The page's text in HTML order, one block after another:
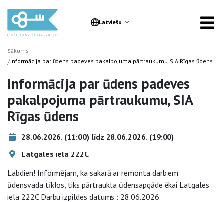
Latviešu
Sākums
/Informācija par ūdens padeves pakalpojuma pārtraukumu, SIA Rīgas ūdens
Informācija par ūdens padeves
pakalpojuma pārtraukumu, SIA
Rīgas ūdens
28.06.2026. (11:00) līdz 28.06.2026. (19:00)
Latgales iela 222C
Labdien! Informējam, ka sakarā ar remonta darbiem
ūdensvada tīklos, tiks pārtraukta ūdensapgāde ēkai Latgales
iela 222C Darbu izpildes datums : 28.06.2026.